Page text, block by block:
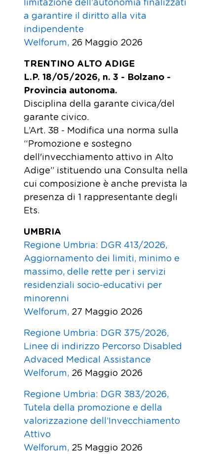
limitazione dell’autonomia finalizzati
a garantire il diritto alla vita
indipendente
Welforum, 26 Maggio 2026
TRENTINO ALTO ADIGE
L.P. 18/05/2026, n. 3 - Bolzano -
Provincia autonoma.
Disciplina della garante civica/del
garante civico.
L’Art. 38 - Modifica una norma sulla
“Promozione e sostegno
dell'invecchiamento attivo in Alto
Adige” istituendo una Consulta nella
cui composizione è anche prevista la
presenza di 1 rappresentante degli
Ets.
UMBRIA
Regione Umbria: DGR 413/2026,
Aggiornamento dei limiti, minimo e
massimo, delle rette per i servizi
residenziali socio-educativi per
minorenni
Welforum, 27 Maggio 2026
Regione Umbria: DGR 375/2026,
Linee di indirizzo Percorso Disabled
Advaced Medical Assistance
Welforum, 26 Maggio 2026
Regione Umbria: DGR 383/2026,
Tutela della promozione e della
valorizzazione dell’Invecchiamento
Attivo
Welforum, 25 Maggio 2026